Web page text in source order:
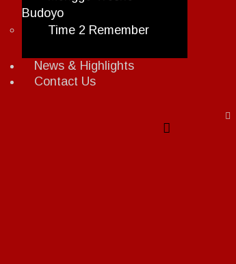
Budoyo
Time 2 Remember
News & Highlights
Contact Us